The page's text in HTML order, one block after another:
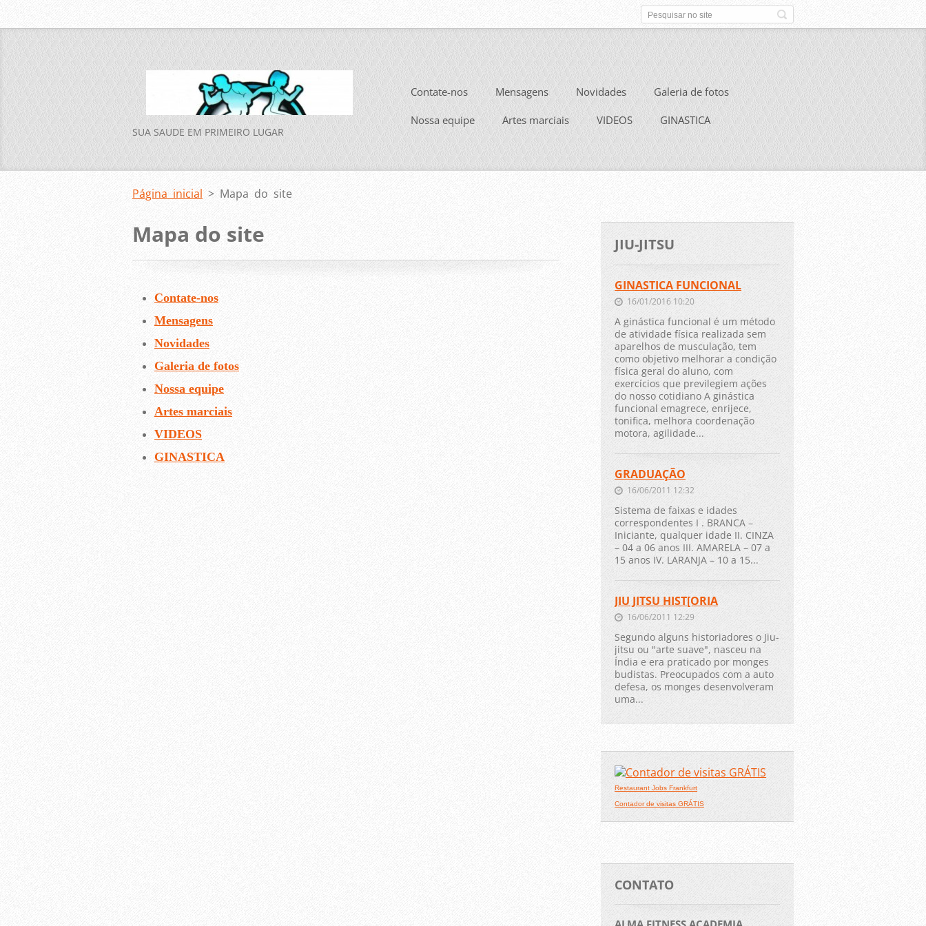
SUA SAUDE EM PRIMEIRO LUGAR
Contate-nos Mensagens Novidades Galeria de fotos
Nossa equipe Artes marciais VIDEOS GINASTICA
Página inicial > Mapa do site
Mapa do site
Contate-nos
Mensagens
Novidades
Galeria de fotos
Nossa equipe
Artes marciais
VIDEOS
GINASTICA
JIU-JITSU
GINASTICA FUNCIONAL
16/01/2016 10:20
A ginástica funcional é um método
de atividade física realizada sem
aparelhos de musculação, tem
como objetivo melhorar a condição
física geral do aluno, com
exercícios que previlegiem ações
do nosso cotidiano A ginástica
funcional emagrece, enrijece,
tonifica, melhora coordenação
motora, agilidade...
GRADUAÇÃO
16/06/2011 12:32
Sistema de faixas e idades
correspondentes I . BRANCA –
Iniciante, qualquer idade II. CINZA
– 04 a 06 anos III. AMARELA – 07 a
15 anos IV. LARANJA – 10 a 15...
JIU JITSU HIST[ORIA
16/06/2011 12:29
Segundo alguns historiadores o Jiu-
jitsu ou "arte suave", nasceu na
Índia e era praticado por monges
budistas. Preocupados com a auto
defesa, os monges desenvolveram
uma...
Restaurant Jobs Frankfurt
Contador de visitas GRÁTIS
CONTATO